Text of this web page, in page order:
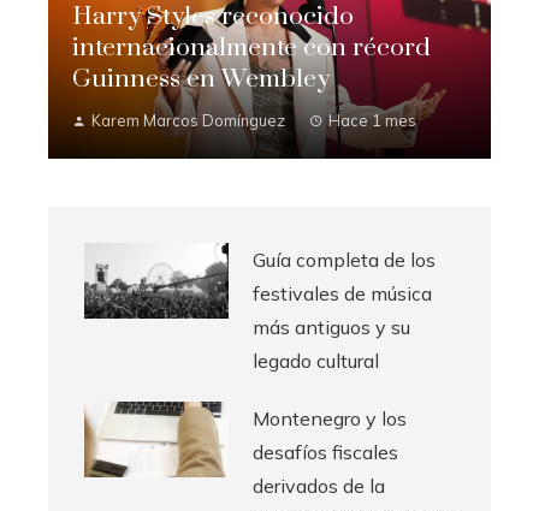
Harry Styles reconocido
internacionalmente con récord
Guinness en Wembley
Karem Marcos Domínguez Hace 1 mes
Guía completa de los
festivales de música
más antiguos y su
legado cultural
Montenegro y los
desafíos fiscales
derivados de la